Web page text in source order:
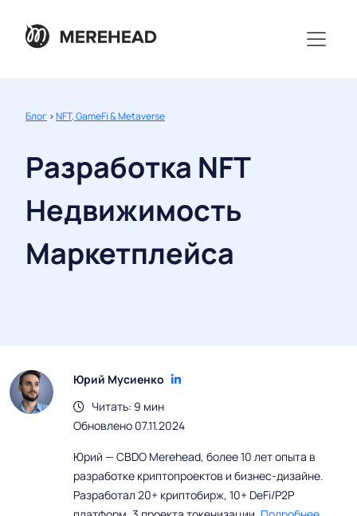
Блог >NFT, GameFi & Metaverse
Разработка NFT
Недвижимость
Маркетплейса
Юрий Мусиенко
Читать: 9 мин
Обновлено 07.11.2024
Юрий — CBDO Merehead, более 10 лет опыта в
разработке криптопроектов и бизнес-дизайне.
Разработал 20+ криптобирж, 10+ DeFi/P2P